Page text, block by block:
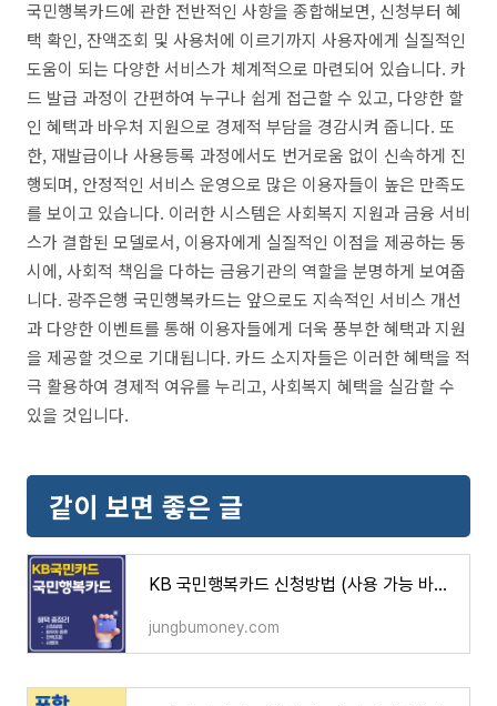
국민행복카드에 관한 전반적인 사항을 종합해보면, 신청부터 혜
택 확인, 잔액조회 및 사용처에 이르기까지 사용자에게 실질적인
도움이 되는 다양한 서비스가 체계적으로 마련되어 있습니다. 카
드 발급 과정이 간편하여 누구나 쉽게 접근할 수 있고, 다양한 할
인 혜택과 바우처 지원으로 경제적 부담을 경감시켜 줍니다. 또
한, 재발급이나 사용등록 과정에서도 번거로움 없이 신속하게 진
행되며, 안정적인 서비스 운영으로 많은 이용자들이 높은 만족도
를 보이고 있습니다. 이러한 시스템은 사회복지 지원과 금융 서비
스가 결합된 모델로서, 이용자에게 실질적인 이점을 제공하는 동
시에, 사회적 책임을 다하는 금융기관의 역할을 분명하게 보여줍
니다. 광주은행 국민행복카드는 앞으로도 지속적인 서비스 개선
과 다양한 이벤트를 통해 이용자들에게 더욱 풍부한 혜택과 지원
을 제공할 것으로 기대됩니다. 카드 소지자들은 이러한 혜택을 적
극 활용하여 경제적 여유를 누리고, 사회복지 혜택을 실감할 수
있을 것입니다.
같이 보면 좋은 글
KB 국민행복카드 신청방법 (사용 가능 바우처, 잔액조회, 사용처, 연회비, 재발급)
jungbumoney.com